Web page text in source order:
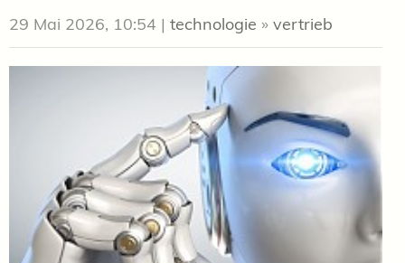
29 Mai 2026, 10:54 | technologie » vertrieb